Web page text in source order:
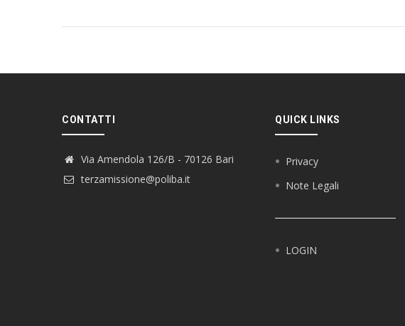
CONTATTI
Via Amendola 126/B - 70126 Bari
terzamissione@poliba.it
QUICK LINKS
Privacy
Note Legali
LOGIN